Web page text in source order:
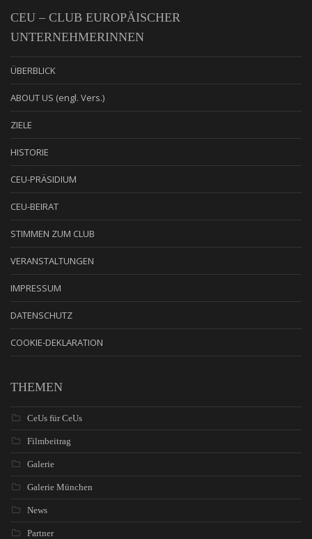
CEU – CLUB EUROPÄISCHER
UNTERNEHMERINNEN
ÜBERBLICK
ABOUT US (engl. Vers.)
ZIELE
HISTORIE
CEU-PRÄSIDIUM
CEU-BEIRAT
STIMMEN ZUM CLUB
VERANSTALTUNGEN
IMPRESSUM
DATENSCHUTZ
COOKIE-DEKLARATION
THEMEN
CeUs für CeUs
Filmbeitrag
Galerie
Galerie München
News
Partner